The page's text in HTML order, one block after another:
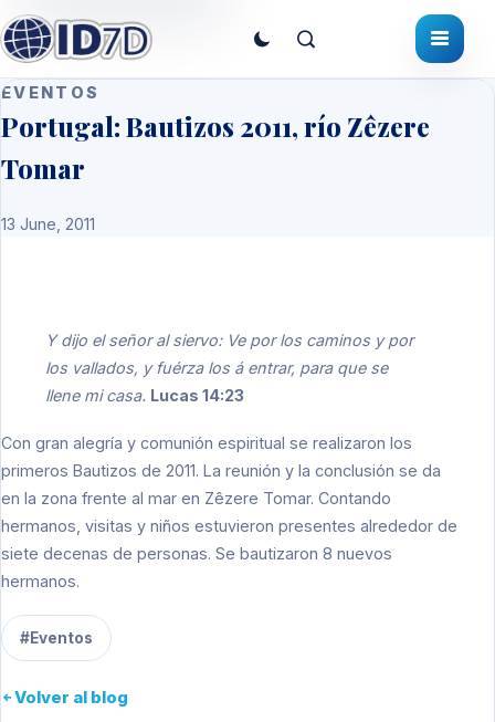
EVENTOS
Portugal: Bautizos 2011, río Zêzere
Tomar
13 June, 2011
Y dijo el señor al siervo: Ve por los caminos y por
los vallados, y fuérza los á entrar, para que se
llene mi casa. Lucas 14:23
Con gran alegría y comunión espiritual se realizaron los
primeros Bautizos de 2011. La reunión y la conclusión se da
en la zona frente al mar en Zêzere Tomar. Contando
hermanos, visitas y niños estuvieron presentes alrededor de
siete decenas de personas. Se bautizaron 8 nuevos
hermanos.
#Eventos
Volver al blog